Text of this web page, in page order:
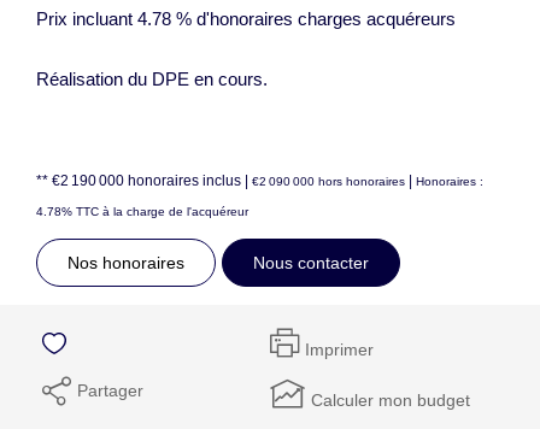
Prix incluant 4.78 % d'honoraires charges acquéreurs
Réalisation du DPE en cours.
** €2 190 000 honoraires inclus | €2 090 000 hors honoraires | Honoraires :
4.78% TTC à la charge de l'acquéreur
Nos honoraires Nous contacter
Imprimer
Partager Calculer mon budget